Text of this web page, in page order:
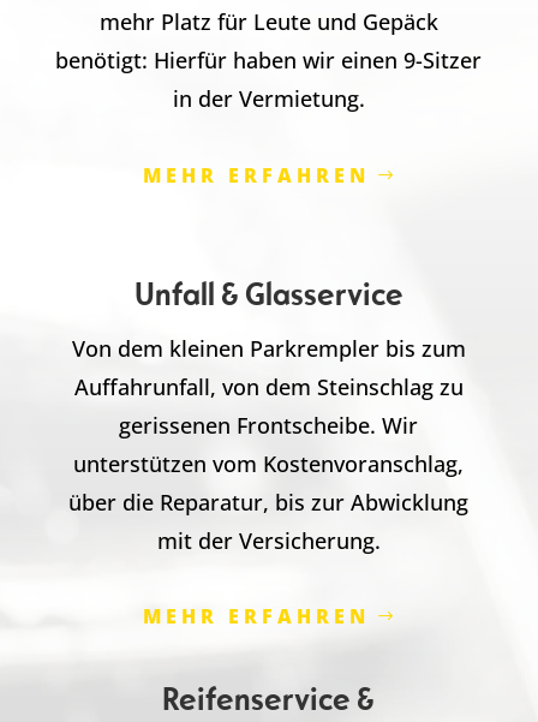
mehr Platz für Leute und Gepäck
benötigt: Hierfür haben wir einen 9-Sitzer
in der Vermietung.
MEHR ERFAHREN
Unfall & Glasservice
Von dem kleinen Parkrempler bis zum
Auffahrunfall, von dem Steinschlag zu
gerissenen Frontscheibe. Wir
unterstützen vom Kostenvoranschlag,
über die Reparatur, bis zur Abwicklung
mit der Versicherung.
MEHR ERFAHREN
Reifenservice &